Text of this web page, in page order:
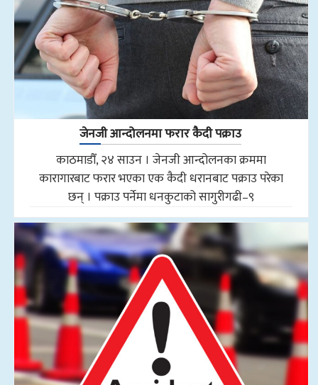
जेनजी आन्दोलनमा फरार कैदी पक्राउ
काठमाडौँ, २४ साउन । जेनजी आन्दोलनका क्रममा
कारागारबाट फरार भएका एक कैदी धरानबाट पक्राउ परेका
छन् । पक्राउ पर्नेमा धनकुटाको सागुरीगढी–९